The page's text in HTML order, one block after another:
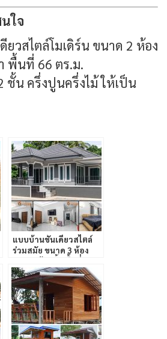
ใจ
วสไตล์โมเดิร์น ขนาด 2 ห้อง
พื้นที่ 66 ตร.ม.
ชั้น ครึ่งปูนครึ่งไม้ ให้เป็น
แบบบ้านชั้นเดียวสไตล์
ร่วมสมัย ขนาด 3 ห้อง
ใช้สอยที่ลงตัว